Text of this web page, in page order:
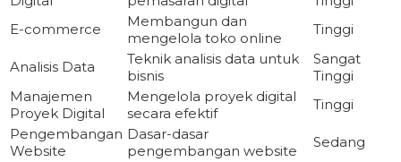
E-commerce
Membangun dan
mengelola toko online
Tinggi
Analisis Data
Teknik analisis data untuk
bisnis
Sangat
Tinggi
Manajemen
Proyek Digital
Mengelola proyek digital
secara efektif
Tinggi
Pengembangan
Website
Dasar-dasar
pengembangan website
Sedang